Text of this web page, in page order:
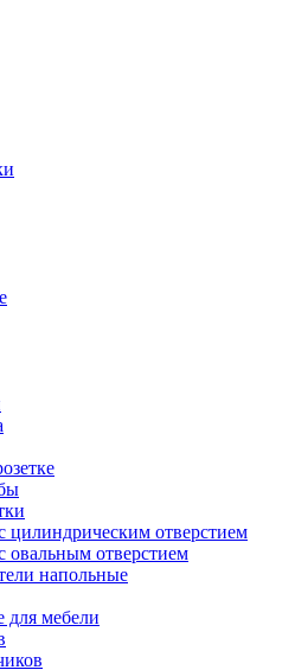
цилиндрическим отверстием
овальным отверстием
напольные
мебели